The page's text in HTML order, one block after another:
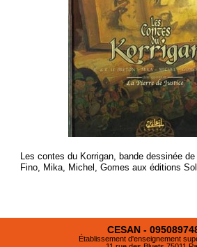
Les contes du Korrigan, bande dessinée
Fino, Mika, Michel, Gomes aux éditions
CESAN -
Établissement d'enseignement